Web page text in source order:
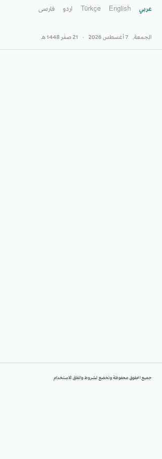
عربي English
Türkçe اردو فارسى
الجمعة, 7 أغسطس 2026 - 21 صفَر 1448 هـ
جميع الحقوق محفوظة وتخضع لشروط واتفاق الاستخدام